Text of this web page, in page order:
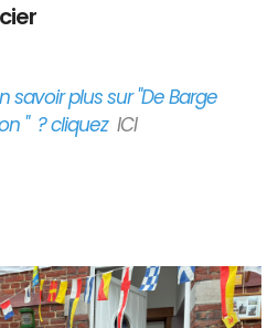
savoir plus sur "De Barge
" ? cliquez ICI